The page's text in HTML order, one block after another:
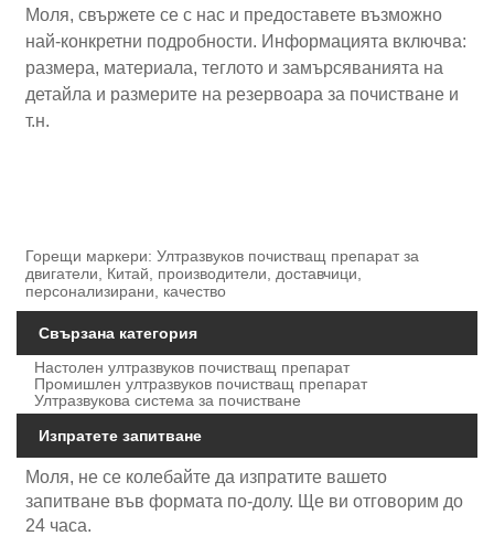
Моля, свържете се с нас и предоставете възможно
най-конкретни подробности. Информацията включва:
размера, материала, теглото и замърсяванията на
детайла и размерите на резервоара за почистване и
т.н.
Горещи маркери: Ултразвуков почистващ препарат за
двигатели, Китай, производители, доставчици,
персонализирани, качество
Свързана категория
Настолен ултразвуков почистващ препарат
Промишлен ултразвуков почистващ препарат
Ултразвукова система за почистване
Изпратете запитване
Моля, не се колебайте да изпратите вашето
запитване във формата по-долу. Ще ви отговорим до
24 часа.